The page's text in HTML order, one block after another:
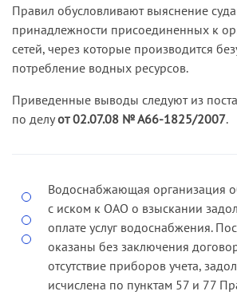
Правил обусловливают выяснение
принадлежности присоединенных к
сетей, через которые производится
потребление водных ресурсов.
Приведенные выводы следуют из
по делуот 02.07.08 № А66-1825/2007.
Водоснабжающая организация
с иском к ОАО о взыскании
оплате услуг водоснабжения.
оказаны без заключения
отсутствие приборов учета,
исчислена по пунктам 57 и 77